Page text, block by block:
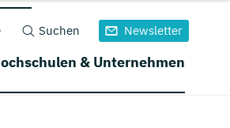
Suchen Newsletter
& Unternehmen